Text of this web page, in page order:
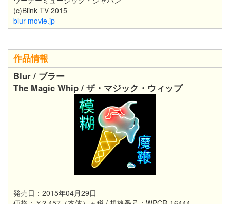
(c)Blink TV 2015
blur-movie.jp
作品情報
Blur / ブラー
The Magic Whip / ザ・マジック・ウィップ
発売日：2015年04月29日